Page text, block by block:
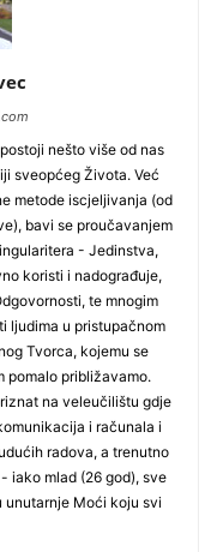
nešto više od nas
sveopćeg Života. Već
metode iscjeljivanja (od
bavi se proučavanjem
- Jedinstva,
koristi i nadograđuje,
te mnogim
ljudima u pristupačnom
Tvorca, kojemu se
pomalo približavamo.
na veleučilištu gdje
i računala i
radova, a trenutno
iako mlad (26 god), sve
Moći koju svi